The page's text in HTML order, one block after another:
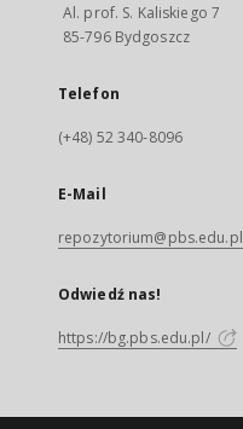
Al. prof. S. Kaliskiego 7
85-796 Bydgoszcz
Telefon
(+48) 52 340-8096
E-Mail
repozytorium@pbs.edu.pl
Odwiedź nas!
https://bg.pbs.edu.pl/